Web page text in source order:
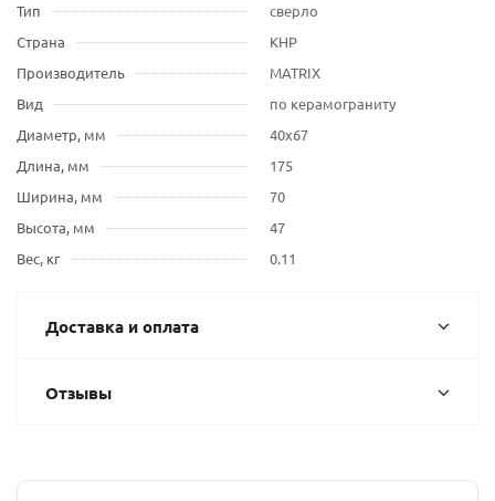
Тип
сверло
Страна
КНР
Производитель
MATRIX
Вид
по керамограниту
Диаметр, мм
40х67
Длина, мм
175
Ширина, мм
70
Высота, мм
47
Вес, кг
0.11
Доставка и оплата
Отзывы